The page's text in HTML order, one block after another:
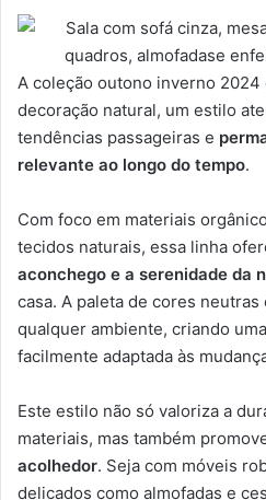
A coleção outono inverno 2024
decoração natural, um estilo
tendências passageiras e
relevante ao longo do tempo.
Com foco em materiais
tecidos naturais, essa linha
aconchego e a serenidade da
casa. A paleta de cores
qualquer ambiente, criando
facilmente adaptada às
Este estilo não só valoriza a
materiais, mas também
acolhedor. Seja com móveis
delicados como almofadas e